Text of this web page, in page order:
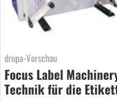
drupa-Vorschau
Focus Label
Technik für die